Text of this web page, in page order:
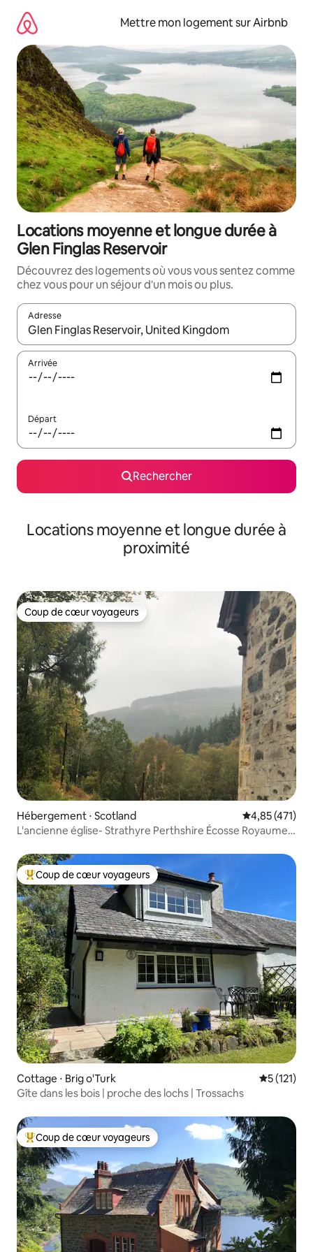
directement
contenu
Mettre mon logement sur Airbnb
Locations moyenne et longue durée à
Glen Finglas Reservoir
Découvrez des logements où vous vous sentez comme
chez vous pour un séjour d'un mois ou plus.
Adresse
Lorsque les résultats s'affichent, utilisez les flèches vers le
Arrivée
Départ
Rechercher
Locations moyenne et longue durée à
proximité
Coup de cœur voyageurs
Coup de cœur voyageurs
Hébergement ⋅ Scotland Évaluation
4,85 (471)
L'ancienne église- Strathyre Perthshire Écosse Royaume-
Coups de cœur voyageurs les plus appréciés
Coup de cœur voyageurs
Cottage ⋅ Brig o'Turk Évaluation
5 (121)
Gîte dans les bois | proche des lochs | Trossachs
Coups de cœur voyageurs les plus appréciés
Coup de cœur voyageurs